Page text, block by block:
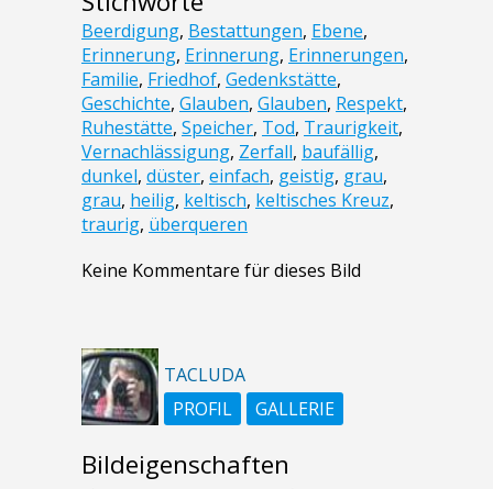
Beerdigung, Bestattungen, Ebene,
Erinnerung, Erinnerung, Erinnerungen,
Familie, Friedhof, Gedenkstätte,
Geschichte, Glauben, Glauben, Respekt,
Ruhestätte, Speicher, Tod, Traurigkeit,
Vernachlässigung, Zerfall, baufällig,
dunkel, düster, einfach, geistig, grau,
grau, heilig, keltisch, keltisches Kreuz,
traurig, überqueren
Keine Kommentare für dieses Bild
TACLUDA
PROFIL
GALLERIE
Bildeigenschaften